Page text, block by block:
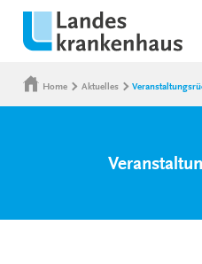
Home Aktuelles